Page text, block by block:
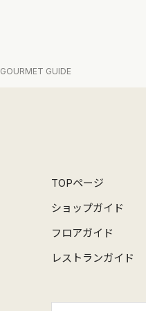
GOURMET GUIDE
TOPページ
ショップガイド
フロアガイド
レストランガイド